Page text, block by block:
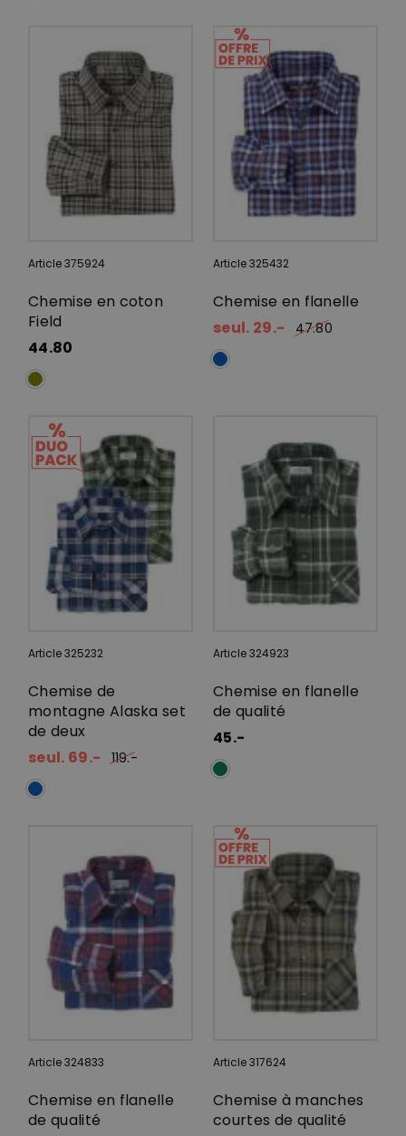
Article 375924
Chemise en coton
Field
44.80
Article 325432
Chemise en flanelle
seul. 29.-
47.80
Article 325232
Chemise de
montagne Alaska set
de deux
seul. 69.-
119.-
Article 324923
Chemise en flanelle
de qualité
45.-
Article 324833
Chemise en flanelle
de qualité
Article 317624
Chemise à manches
courtes de qualité